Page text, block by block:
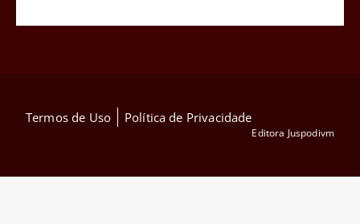
Termos de Uso Política de Privacidade
Editora Juspodivm